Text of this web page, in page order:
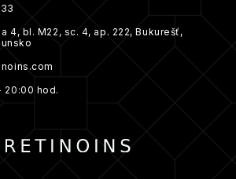
4, bl. M22, sc. 4, ap. 222, Bukurešť,
20:00 hod.